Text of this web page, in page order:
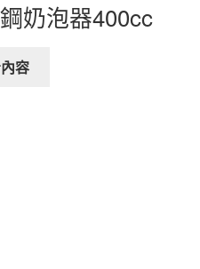
奶泡器400cc
容